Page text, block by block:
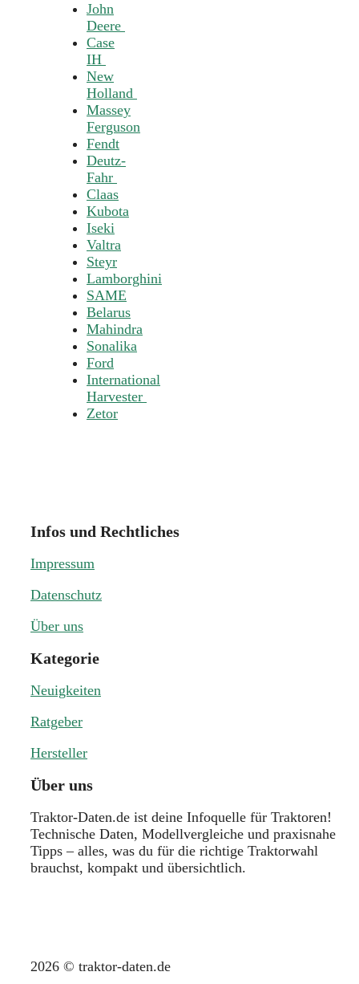
John
Deere
Case
IH
New
Holland
Massey
Ferguson
Fendt
Deutz-
Fahr
Claas
Kubota
Iseki
Valtra
Steyr
Lamborghini
SAME
Belarus
Mahindra
Sonalika
Ford
International
Harvester
Zetor
Infos und Rechtliches
Impressum
Datenschutz
Über uns
Kategorie
Neuigkeiten
Ratgeber
Hersteller
Über uns
Traktor-Daten.de ist deine Infoquelle für Traktoren!
Technische Daten, Modellvergleiche und praxisnahe
Tipps – alles, was du für die richtige Traktorwahl
brauchst, kompakt und übersichtlich.
2026 © traktor-daten.de